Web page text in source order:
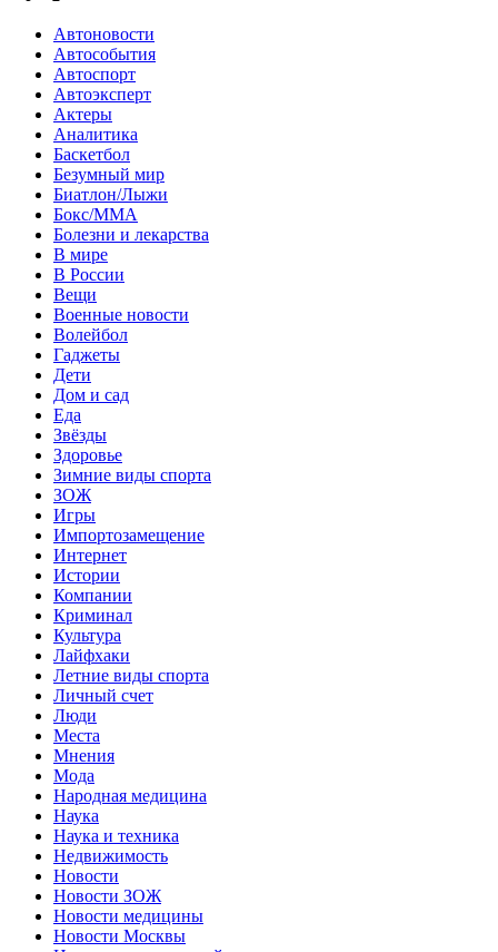
Автоновости
Автособытия
Автоспорт
Автоэксперт
Актеры
Аналитика
Баскетбол
Безумный мир
Биатлон/Лыжи
Бокс/MMA
Болезни и лекарства
В мире
В России
Вещи
Военные новости
Волейбол
Гаджеты
Дети
Дом и сад
Еда
Звёзды
Здоровье
Зимние виды спорта
ЗОЖ
Игры
Импортозамещение
Интернет
Истории
Компании
Криминал
Культура
Лайфхаки
Летние виды спорта
Личный счет
Люди
Места
Мнения
Мода
Народная медицина
Наука
Наука и техника
Недвижимость
Новости
Новости ЗОЖ
Новости медицины
Новости Москвы